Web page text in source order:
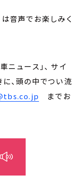
音声でお楽しみく
ュース」、 サイ
、頭の中でつい流
までお